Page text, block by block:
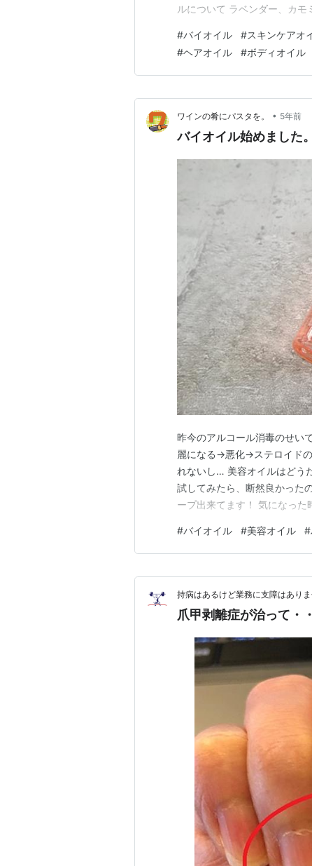
ルについて ラベンダー、カモ
売されてから 世界の多くの女
#バイオイル #スキンケアオ
#ヘアオイル #ボディオイル
ワインの肴にパスタを。 • 5年前
バイオイル始めました。
昨今のアルコール消毒のせい
麗になる→悪化→ステロイド
れないし… 美容オイルはどう
試してみたら、断然良かった
ープ出来てます！ 気になった
Yahooショッピング 手だけじ
い。笑 そこもス…
#バイオイル #美容オイル #
持病はあるけど業務に支障はあり
爪甲剥離症が治って・